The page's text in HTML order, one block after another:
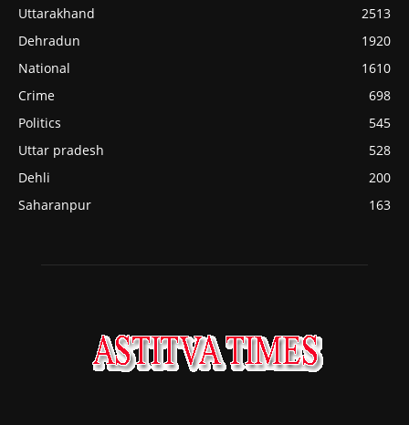
Uttarakhand
2513
Dehradun
1920
National
1610
Crime
698
Politics
545
Uttar pradesh
528
Dehli
200
Saharanpur
163